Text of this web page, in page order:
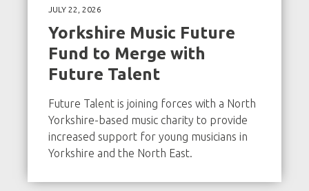
JULY 22, 2026
Yorkshire Music Future
Fund to Merge with
Future Talent
Future Talent is joining forces with a North
Yorkshire-based music charity to provide
increased support for young musicians in
Yorkshire and the North East.